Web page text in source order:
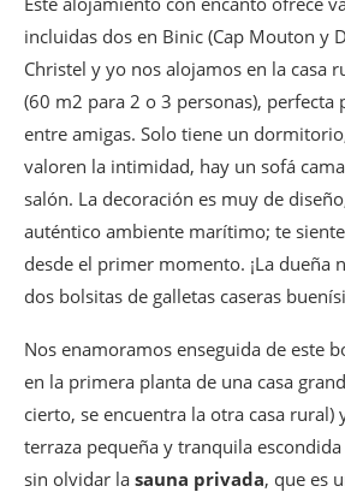
incluidas dos en Binic (Cap Mouton y
Christel y yo nos alojamos en la casa
(60 m2 para 2 o 3 personas), perfecta
entre amigas. Solo tiene un
valoren la intimidad, hay un sofá
salón. La decoración es muy de
auténtico ambiente marítimo; te
desde el primer momento. ¡La dueña
dos bolsitas de galletas caseras
Nos enamoramos enseguida de este
en la primera planta de una casa
cierto, se encuentra la otra casa rural)
terraza pequeña y tranquila
sin olvidar la sauna privada, que es